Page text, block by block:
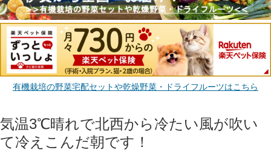
有機栽培の野菜宅配セットや乾燥野菜・ドライフルーツはこちら
気温3℃晴れで北西から冷たい風が吹い
て冷えこんだ朝です！